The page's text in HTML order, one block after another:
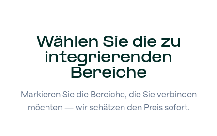
Wählen Sie die zu
integrierenden
Bereiche
Markieren Sie die Bereiche, die Sie verbinden
möchten — wir schätzen den Preis sofort.